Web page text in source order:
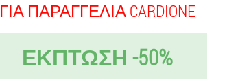
ΓΙΑ ΠΑΡΑΓΓΕΛΊΑ CARDIONE
ΕΚΠΤΩΣΗ -50%